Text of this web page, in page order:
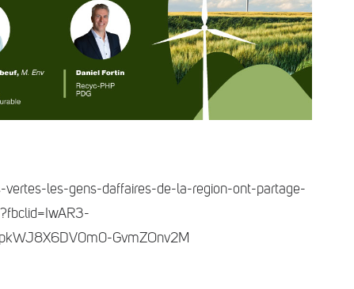
les-gens-daffaires-de-la-region-ont-partage-
GvmZOnv2M